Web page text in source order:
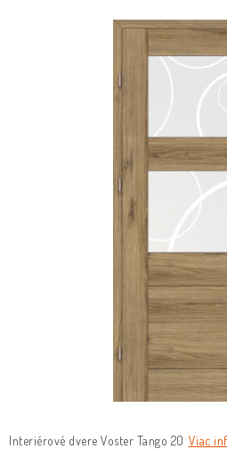
Referencie
Interiérové dvere Voster Tango 20 Viac